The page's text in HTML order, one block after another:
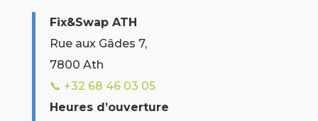
Fix&Swap ATH
Rue aux Gâdes 7,
7800 Ath
📞 +32 68 46 03 05
Heures d’ouverture